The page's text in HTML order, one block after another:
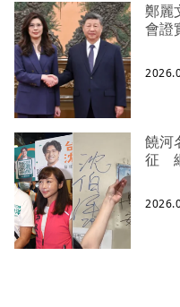
鄭麗
會證
饒河
征